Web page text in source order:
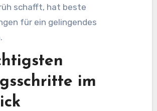
schafft, hat beste
für ein gelingendes
im